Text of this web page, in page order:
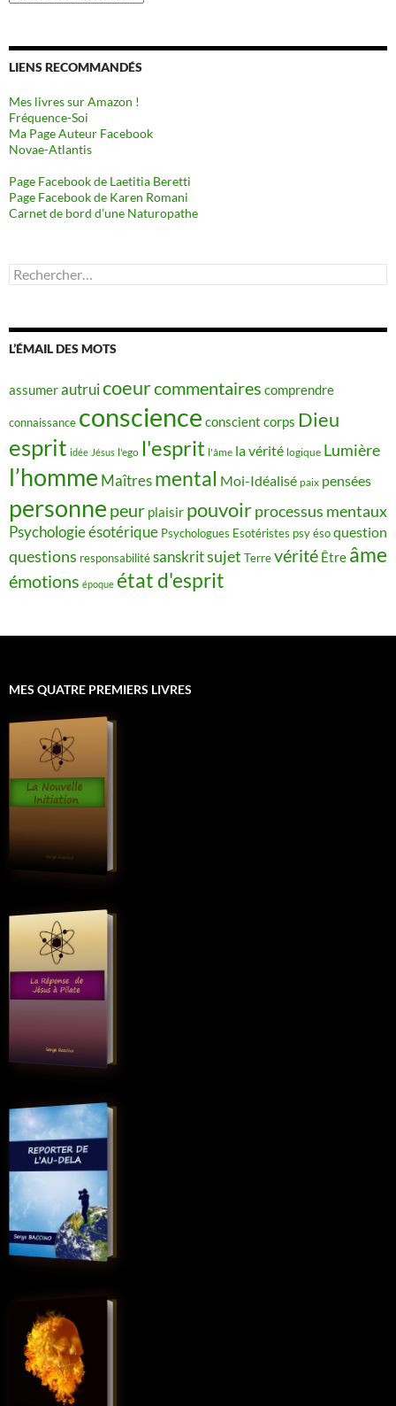
LIENS RECOMMANDÉS
Mes livres sur Amazon !
Fréquence-Soi
Ma Page Auteur Facebook
Novae-Atlantis
Page Facebook de Laetitia Beretti
Page Facebook de Karen Romani
Carnet de bord d’une Naturopathe
Rechercher :
L’ÉMAIL DES MOTS
assumerautruicoeurcommentaires comprendre
connaissance conscience conscient corps Dieu
esprit idée Jésus l'ego l'esprit l'âme la vérité logique Lumière
l’homme Maîtres mental Moi-Idéalisé paix pensées
personne peur plaisir pouvoirprocessus mentaux
Psychologie ésotérique Psychologues Esotéristes psy ésoquestion
questions responsabilitésanskritsujet Terrevérité Être âme
émotions époque état d'esprit
MES QUATRE PREMIERS LIVRES